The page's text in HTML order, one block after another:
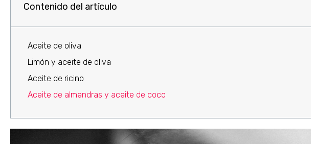
Contenido del artículo
Aceite de oliva
Limón y aceite de oliva
Aceite de ricino
Aceite de almendras y aceite de coco